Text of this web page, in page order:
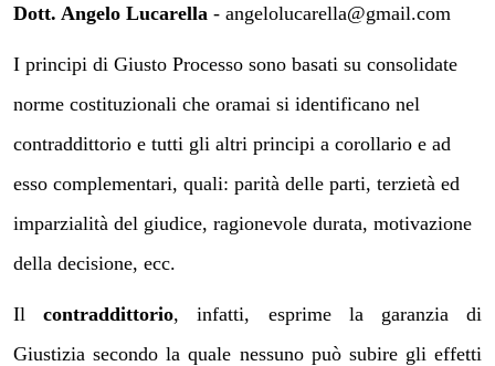
Dott. Angelo Lucarella - angelolucarella@gmail.com
I principi di Giusto Processo sono basati su consolidate
norme costituzionali che oramai si identificano nel
contraddittorio e tutti gli altri principi a corollario e ad
esso complementari, quali: parità delle parti, terzietà ed
imparzialità del giudice, ragionevole durata, motivazione
della decisione, ecc.
Ilcontraddittorio, infatti, esprime la garanzia di
Giustizia secondo la quale nessuno può subire gli effetti